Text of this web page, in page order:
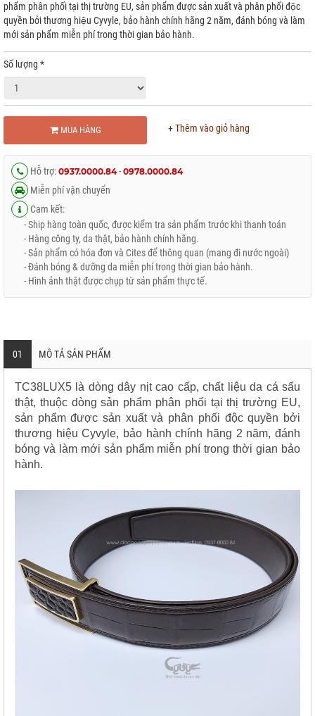
phẩm phân phối tại thị trường EU, sản phẩm được sản xuất và phân phối độc
quyền bởi thương hiệu Cyvyle, bảo hành chính hãng 2 năm, đánh bóng và làm
mới sản phẩm miễn phí trong thời gian bảo hành.
Số lượng *
MUA HÀNG + Thêm vào giỏ hàng
Hỗ trợ: 0937.0000.84- 0978.0000.84
Miễn phí vận chuyển
Cam kết:
- Ship hàng toàn quốc, được kiểm tra sản phẩm trước khi thanh toán
- Hàng công ty, da thật, bảo hành chính hãng.
- Sản phẩm có hóa đơn và Cites để thông quan (mang đi nước ngoài)
- Đánh bóng & dưỡng da miễn phí trong thời gian bảo hành.
- Hình ảnh thật được chụp từ sản phẩm thực tế.
01 MÔ TẢ SẢN PHẨM
TC38LUX5 là dòng dây nịt cao cấp, chất liệu da cá sấu
thật, thuộc dòng sản phẩm phân phối tại thị trường EU,
sản phẩm được sản xuất và phân phối độc quyền bởi
thương hiệu Cyvyle, bảo hành chính hãng 2 năm, đánh
bóng và làm mới sản phẩm miễn phí trong thời gian bảo
hành.